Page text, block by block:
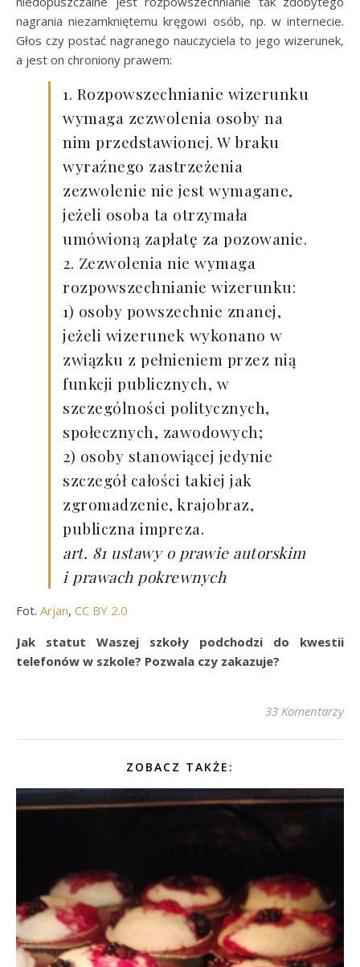
nagrania niezamkniętemu kręgowi osób, np. w internecie.
Głos czy postać nagranego nauczyciela to jego wizerunek,
a jest on chroniony prawem:
1. Rozpowszechnianie wizerunku
wymaga zezwolenia osoby na
nim przedstawionej. W braku
wyraźnego zastrzeżenia
zezwolenie nie jest wymagane,
jeżeli osoba ta otrzymała
umówioną zapłatę za pozowanie.
2. Zezwolenia nie wymaga
rozpowszechnianie wizerunku:
1) osoby powszechnie znanej,
jeżeli wizerunek wykonano w
związku z pełnieniem przez nią
funkcji publicznych, w
szczególności politycznych,
społecznych, zawodowych;
2) osoby stanowiącej jedynie
szczegół całości takiej jak
zgromadzenie, krajobraz,
publiczna impreza.
art. 81 ustawy o prawie autorskim
i prawach pokrewnych
Fot. Arjan, CC BY 2.0
Jak statut Waszej szkoły podchodzi do kwestii
telefonów w szkole? Pozwala czy zakazuje?
33 Komentarzy
ZOBACZ TAKŻE: